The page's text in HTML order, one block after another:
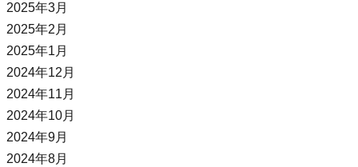
2025年3月
2025年2月
2025年1月
2024年12月
2024年11月
2024年10月
2024年9月
2024年8月